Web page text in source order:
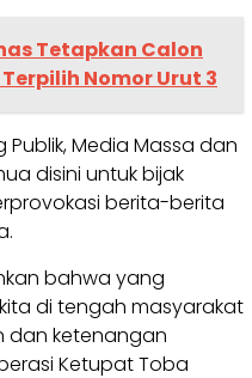
Tetapkan Calon
Nomor Urut 3
Publik, Media Massa dan
disini untuk bijak
berita-berita
bahwa yang
di tengah masyarakat
dan ketenangan
Ketupat Toba